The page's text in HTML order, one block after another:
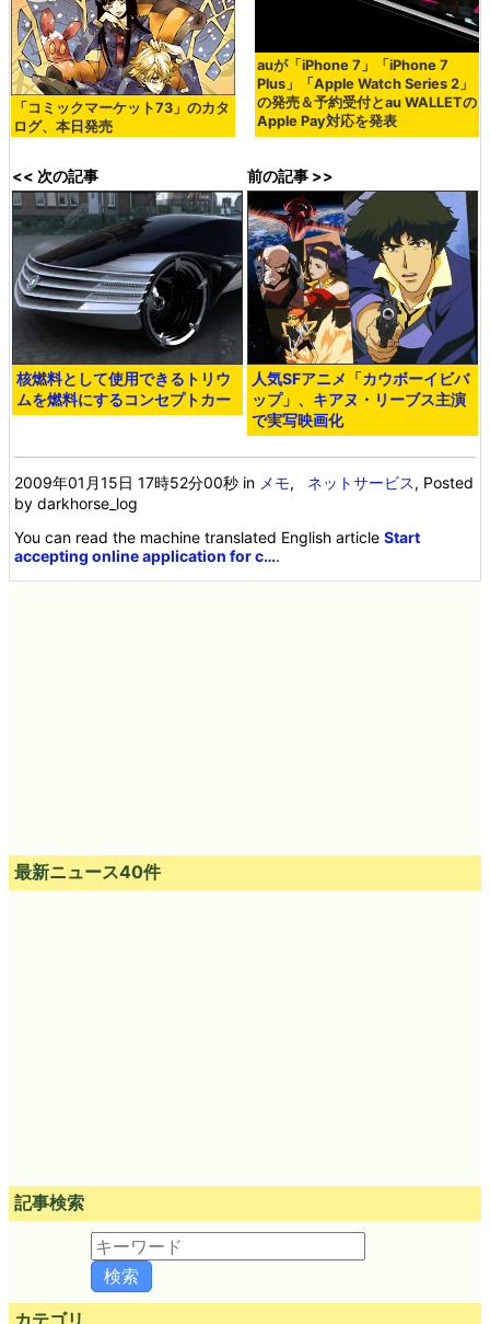
「コミックマーケット73」のカタ
ログ、本日発売
auが「iPhone 7」「iPhone 7
Plus」「Apple Watch Series 2」
の発売＆予約受付とau WALLETの
Apple Pay対応を発表
<< 次の記事
核燃料として使用できるトリウ
ムを燃料にするコンセプトカー
前の記事 >>
人気SFアニメ「カウボーイビバ
ップ」、キアヌ・リーブス主演
で実写映画化
2009年01月15日 17時52分00秒 in メモ, ネットサービス, Posted
by darkhorse_log
You can read the machine translated English articleStart
accepting online application for c….
最新ニュース40件
記事検索
カテゴリ